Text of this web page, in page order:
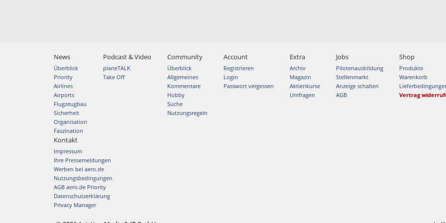
News
Überblick
Priority
Airlines
Airports
Flugzeugbau
Sicherheit
Organisation
Faszination
Podcast & Video
planeTALK
Take Off
Community
Überblick
Allgemeines
Kommentare
Hobby
Suche
Nutzungsregeln
Account
Registrieren
Login
Passwort vergessen
Extra
Archiv
Magazin
Aktienkurse
Umfragen
Jobs
Pilotenausbildung
Stellenmarkt
Anzeige schalten
AGB
Shop
Produkte
Warenkorb
Vertrag
Kontakt
Impressum
Ihre Pressemeldungen
Werben bei aero.de
Nutzungsbedingungen
AGB aero.de Priority
Datenschutzerklärung
Privacy Manager